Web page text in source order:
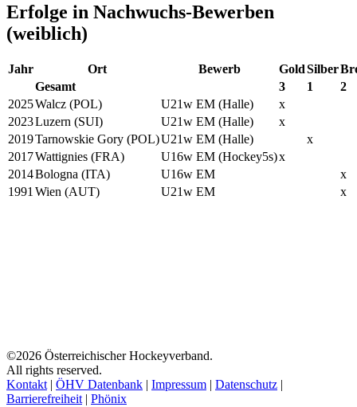
Erfolge in Nachwuchs-Bewerben
(weiblich)
Jahr Ort Bewerb GoldSilber
Gesamt
3 1
2
2025Walcz (POL) U21w EM (Halle)
x
2023Luzern (SUI) U21w EM (Halle)
x
2019Tarnowskie Gory (POL)U21w EM (Halle)
x
2017Wattignies (FRA) U16w EM (Hockey5s)x
2014Bologna (ITA) U16w EM
x
1991Wien (AUT) U21w EM x
©2026 Österreichischer Hockeyverband.
All rights reserved.
Kontakt| ÖHV Datenbank | Impressum | Datenschutz |
Barrierefreiheit| Phönix